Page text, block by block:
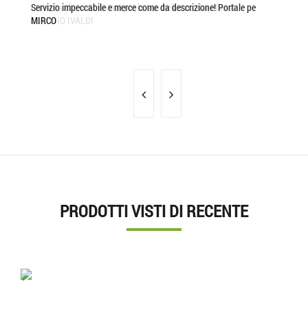
Cravatta che si fa notare per la sua bellezza, dai riflessi
CLAUDIO IVALDI
Servizio impeccabile e merce come da descrizione! Portale pe
MIRCO
PRODOTTI VISTI DI RECENTE
'.'